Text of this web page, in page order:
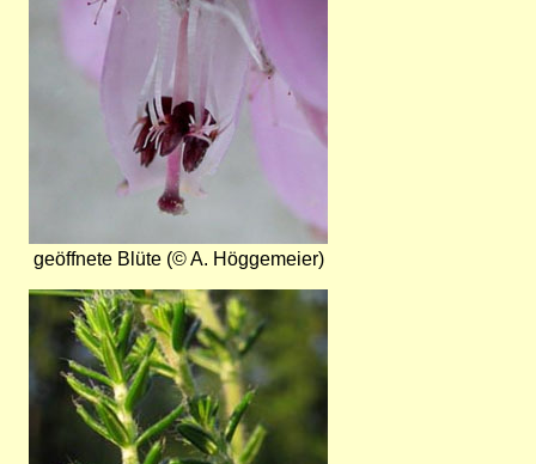
geöffnete Blüte (© A. Höggemeier)
Bild